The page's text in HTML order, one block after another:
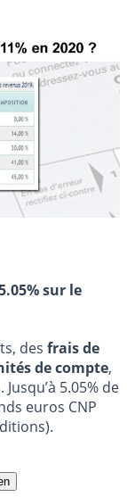
sur le
des frais de
de compte,
. Jusqu’à 5.05% de
euros CNP